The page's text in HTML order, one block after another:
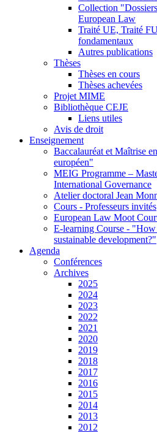
Collection
European Law
Traité UE, Traité
fondamentaux
Autres publications
Thèses
Thèses en cours
Thèses achevées
Projet MIME
Bibliothèque CEJE
Liens utiles
Avis de droit
Enseignement
Baccalauréat et Maîtrise
européen"
MEIG Programme –
International Governance
Atelier doctoral Jean
Cours - Professeurs invités
European Law Moot
E-learning Course -
sustainable development?"
Agenda
Conférences
Archives
2025
2024
2023
2022
2021
2020
2019
2018
2017
2016
2015
2014
2013
2012